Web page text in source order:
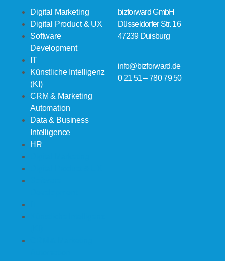
Digital Marketing
Digital Product & UX
Software
Development
IT
Künstliche Intelligenz
(KI)
CRM & Marketing
Automation
Data & Business
Intelligence
HR
bizforward GmbH
Düsseldorfer Str. 16
47239 Duisburg
info@bizforward.de
0 21 51 – 780 79 50